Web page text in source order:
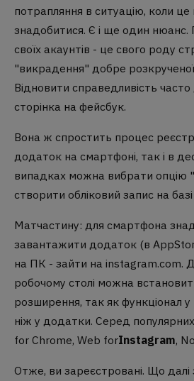
потрапляння в ситуацію, коли це
знадобитися. Є і ще один нюанс.
своїх акаунтів - це свого роду
"викрадення" добре розкрученої
Відновити справедливість
сторінка на фейсбук.
Вона ж спростить процес
додаток на смартфоні, так і в
випадках можна вибрати опцію
створити обліковий запис на
Матчастину: для смартфона
завантажити додаток (в
на ПК - зайти на instagram.com.
робочому столі можна
розширення, так як функціонал у
ніж у додатки. Серед
for Chrome, Web forInstagram,
Отже, ви зареєстровані. Що далі